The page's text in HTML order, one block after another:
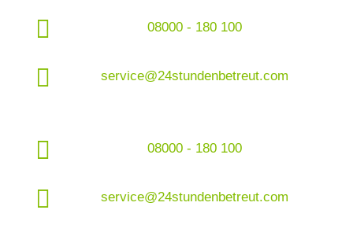
 08000 - 180 100
 service@24stundenbetreut.com
 08000 - 180 100
 service@24stundenbetreut.com